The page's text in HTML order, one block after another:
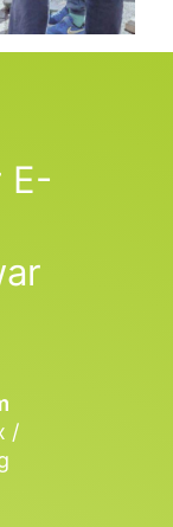
E-
/